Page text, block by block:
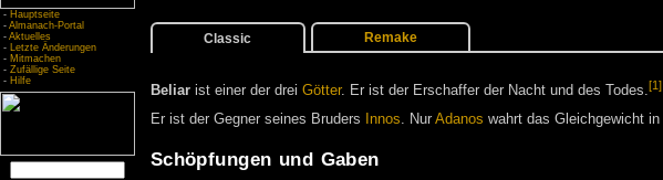
- Hauptseite
- Almanach-Portal
- Aktuelles
- Letzte Änderungen
- Mitmachen
- Zufällige Seite
- Hilfe
Classic Remake
Beliarist einer der drei Götter. Er ist der Erschaffer der Nacht und des Todes.[1]
Er ist der Gegner seines Bruders Innos. Nur Adanos wahrt das Gleichgewicht in
Schöpfungen und Gaben